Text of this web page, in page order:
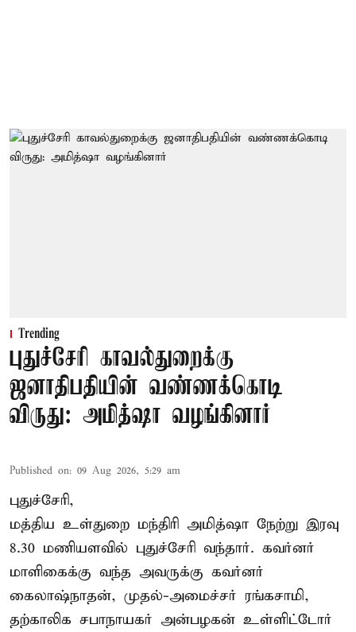
Trending
புதுச்சேரி காவல்துறைக்கு
ஜனாதிபதியின் வண்ணக்கொடி
விருது: அமித்ஷா வழங்கினார்
Published on: 09 Aug 2026, 5:29 am
புதுச்சேரி,
மத்திய உள்துறை மந்திரி அமித்ஷா நேற்று இரவு
8.30 மணியளவில் புதுச்சேரி வந்தார். கவர்னர்
மாளிகைக்கு வந்த அவருக்கு கவர்னர்
கைலாஷ்நாதன், முதல்-அமைச்சர் ரங்கசாமி,
தற்காலிக சபாநாயகர் அன்பழகன் உள்ளிட்டோர்